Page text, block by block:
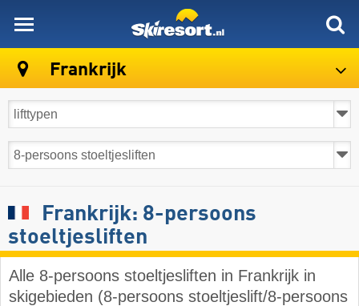
Frankrijk
Frankrijk: 8-persoons
stoeltjesliften
Alle 8-persoons stoeltjesliften in Frankrijk in
skigebieden (8-persoons stoeltjeslift/8-persoons